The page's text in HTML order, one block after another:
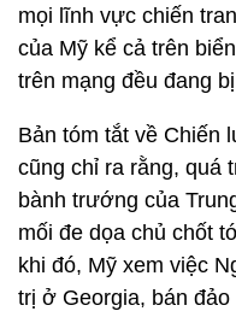
mọi lĩnh vực chiến
của Mỹ kể cả trên
trên mạng đều đang
Bản tóm tắt về Chiến
cũng chỉ ra rằng, quá
bành trướng của
mối đe dọa chủ chốt
khi đó, Mỹ xem việc
trị ở Georgia, bán